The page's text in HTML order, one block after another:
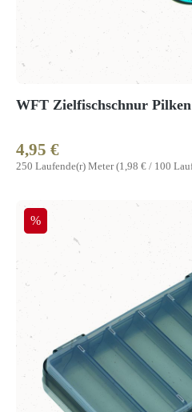
WFT Zielfischschnur
250 Laufende(r) Meter(1,98 € / 100
Regulärer Preis:
4,95 €
Rabatt
%